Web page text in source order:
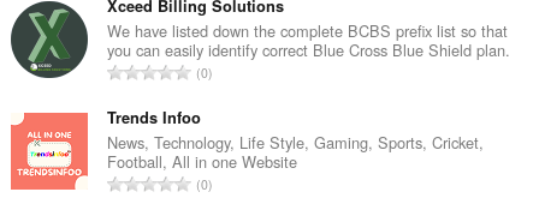
ў
:
з
н
а
к
ў
:
Xceed Billing Solutions
We have listed down the complete BCBS prefix list so that
you can easily identify correct Blue Cross Blue Shield plan.
А
з
н
а
к
0
Trends Infoo
News, Technology, Life Style, Gaming, Sports, Cricket,
Football, All in one Website
А0